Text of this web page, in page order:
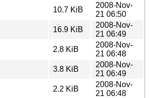
10.7 KiB
2008-Nov-
21 06:50
16.9 KiB
2008-Nov-
21 06:49
2.8 KiB
2008-Nov-
21 06:48
3.8 KiB
2008-Nov-
21 06:49
2.2 KiB
2008-Nov-
21 06:48